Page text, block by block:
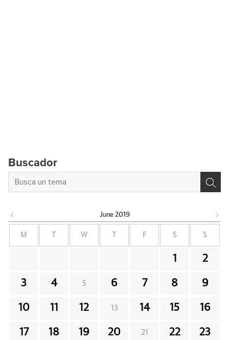
Buscador
June 2019
M W F S S
1 2
3 4 5 6 7 8 9
10 11 12 13 14 15 16
17 18 19 20 21 22 23